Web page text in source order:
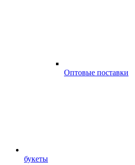
Оптовые поставки
букеты